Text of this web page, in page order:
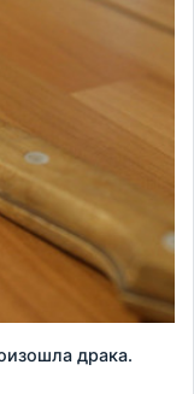
драка.